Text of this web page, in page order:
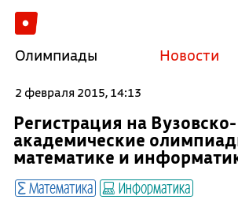
Олимпиады Новости
2 февраля 2015, 14:13
Регистрация на Вузовско-
академические
математике и
Математика Информатика